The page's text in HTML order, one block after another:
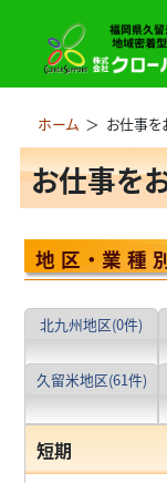
ホーム ＞ お仕事を
お仕事を
地区・業種
北九州地区(0件)
久留米地区(61件)
短期